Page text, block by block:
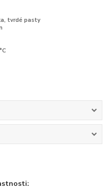
tvrdé pasty